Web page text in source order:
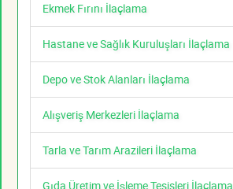
Ekmek Fırını İlaçlama
Hastane ve Sağlık Kuruluşları İlaçlama
Depo ve Stok Alanları İlaçlama
Alışveriş Merkezleri İlaçlama
Tarla ve Tarım Arazileri İlaçlama
Gıda Üretim ve İşleme Tesisleri İlaçlama